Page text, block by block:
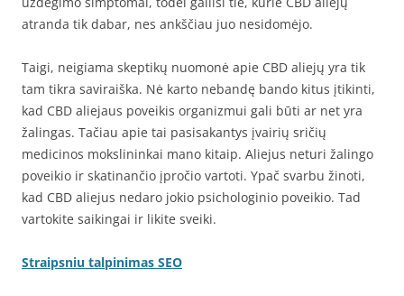
atranda tik dabar, nes ankščiau juo nesidomėjo.
Taigi, neigiama skeptikų nuomonė apie CBD aliejų yra tik
tam tikra saviraiška. Nė karto nebandę bando kitus įtikinti,
kad CBD aliejaus poveikis organizmui gali būti ar net yra
žalingas. Tačiau apie tai pasisakantys įvairių sričių
medicinos mokslininkai mano kitaip. Aliejus neturi žalingo
poveikio ir skatinančio įpročio vartoti. Ypač svarbu žinoti,
kad CBD aliejus nedaro jokio psichologinio poveikio. Tad
vartokite saikingai ir likite sveiki.
Straipsniu talpinimas SEO